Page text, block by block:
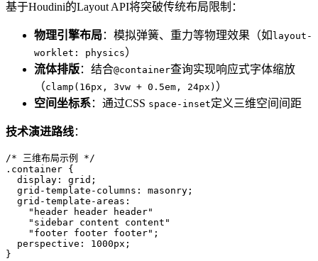
基于Houdini的Layout API将突破传统布局限制：
物理引擎布局​：模拟弹簧、重力等物理效果（如 layout-
worklet: physics）
流体排版​：结合@container查询实现响应式字体缩放
（clamp(16px, 3vw + 0.5em, 24px) ）
空间坐标系​：通过CSS space-inset定义三维空间间距
技术演进路线​：
/* 三维布局示例 */
.container {
  display: grid;
  grid-template-columns: masonry;
  grid-template-areas:
    "header header header"
    "sidebar content content"
    "footer footer footer";
  perspective: 1000px;
}